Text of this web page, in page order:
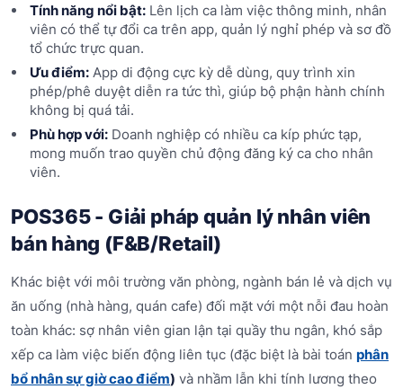
Tính năng nổi bật:Lên lịch ca làm việc thông minh, nhân
viên có thể tự đổi ca trên app, quản lý nghỉ phép và sơ đồ
tổ chức trực quan.
Ưu điểm:App di động cực kỳ dễ dùng, quy trình xin
phép/phê duyệt diễn ra tức thì, giúp bộ phận hành chính
không bị quá tải.
Phù hợp với:Doanh nghiệp có nhiều ca kíp phức tạp,
mong muốn trao quyền chủ động đăng ký ca cho nhân
viên.
POS365 - Giải pháp quản lý nhân viên
bán hàng (F&B/Retail)
Khác biệt với môi trường văn phòng, ngành bán lẻ và dịch vụ
ăn uống (nhà hàng, quán cafe) đối mặt với một nỗi đau hoàn
toàn khác: sợ nhân viên gian lận tại quầy thu ngân, khó sắp
xếp ca làm việc biến động liên tục (đặc biệt là bài toán phân
bổ nhân sự giờ cao điểm) và nhầm lẫn khi tính lương theo